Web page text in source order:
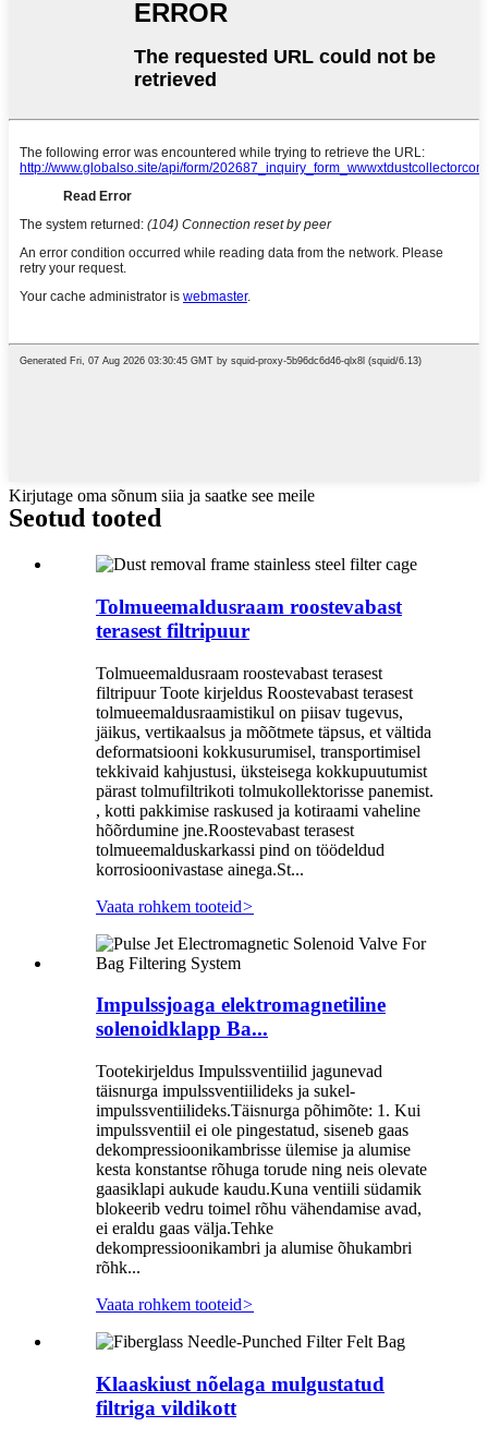
Kirjutage oma sõnum siia ja saatke see meile
Seotud tooted
Tolmueemaldusraam roostevabast
terasest filtripuur
Tolmueemaldusraam roostevabast terasest
filtripuur Toote kirjeldus Roostevabast terasest
tolmueemaldusraamistikul on piisav tugevus,
jäikus, vertikaalsus ja mõõtmete täpsus, et vältida
deformatsiooni kokkusurumisel, transportimisel
tekkivaid kahjustusi, üksteisega kokkupuutumist
pärast tolmufiltrikoti tolmukollektorisse panemist.
, kotti pakkimise raskused ja kotiraami vaheline
hõõrdumine jne.Roostevabast terasest
tolmueemalduskarkassi pind on töödeldud
korrosioonivastase ainega.St...
Vaata rohkem tooteid>
Impulssjoaga elektromagnetiline
solenoidklapp Ba...
Tootekirjeldus Impulssventiilid jagunevad
täisnurga impulssventiilideks ja sukel-
impulssventiilideks.Täisnurga põhimõte: 1. Kui
impulssventiil ei ole pingestatud, siseneb gaas
dekompressioonikambrisse ülemise ja alumise
kesta konstantse rõhuga torude ning neis olevate
gaasiklapi aukude kaudu.Kuna ventiili südamik
blokeerib vedru toimel rõhu vähendamise avad,
ei eraldu gaas välja.Tehke
dekompressioonikambri ja alumise õhukambri
rõhk...
Vaata rohkem tooteid>
Klaaskiust nõelaga mulgustatud
filtriga vildikott